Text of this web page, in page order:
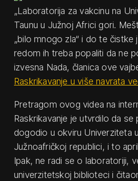
„Laboratorija za vakcinu na
Taunu u Južnoj Africi gori.
„bilo mnogo zla“ i do te čistke
redom ih treba popaliti da ne
izvesna Nada, članica ove
Raskrikavanje u više navrata
Pretragom ovog videa na
Raskrikavanje je utvrdilo da se
dogodio u okviru Univerziteta
Južnoafričkoj republici, i to
Ipak, ne radi se o laboratoriji,
univerzitetskoj biblioteci i